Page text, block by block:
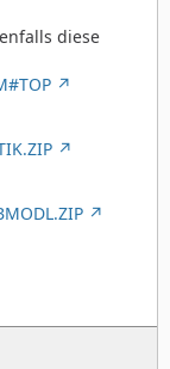
diese